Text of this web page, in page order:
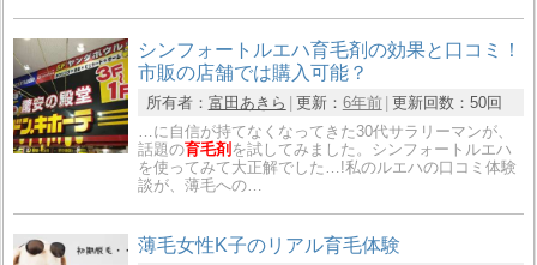
シンフォートルエハ育毛剤の効果と口コミ！
市販の店舗では購入可能？
所有者： 富田あきら 更新： 6年前 更新回数： 50回
…に自信が持てなくなってきた30代サラリーマンが、
話題の育毛剤 を試してみました。シンフォートルエハ
を使ってみて大正解でした…!私のルエハの口コミ体験
談が、薄毛への…
薄毛女性K子のリアル育毛体験